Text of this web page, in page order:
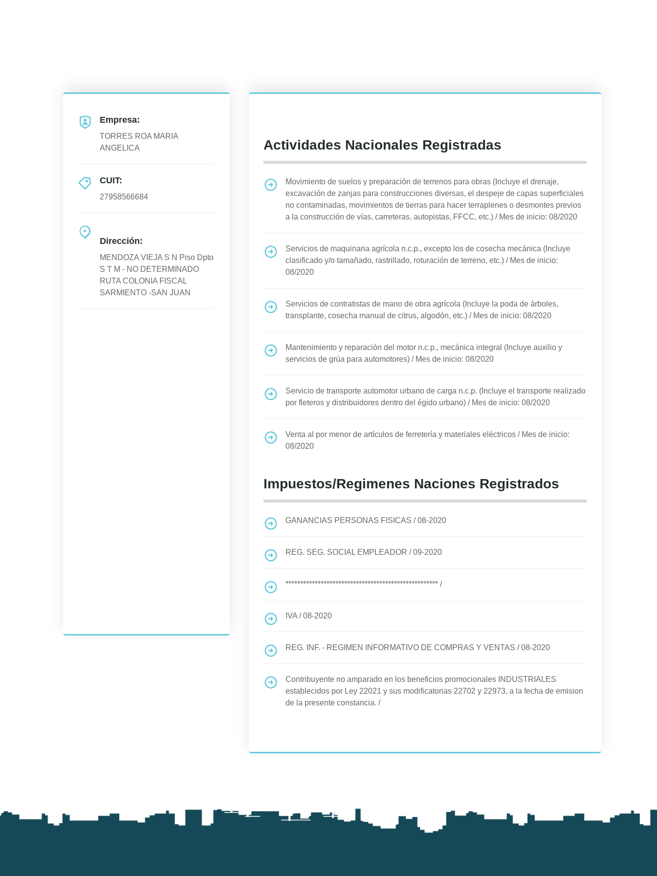
Empresa:
TORRES ROA MARIA
ANGELICA
CUIT:
27958566684
Dirección:
MENDOZA VIEJA S N Piso Dpto
S T M - NO DETERMINADO
RUTA COLONIA FISCAL
SARMIENTO -SAN JUAN
Actividades Nacionales Registradas
Movimiento de suelos y preparación de terrenos para obras (Incluye el drenaje,
excavación de zanjas para construcciones diversas, el despeje de capas superficiales
no contaminadas, movimientos de tierras para hacer terraplenes o desmontes previos
a la construcción de vías, carreteras, autopistas, FFCC, etc.) / Mes de inicio: 08/2020
Servicios de maquinaria agrícola n.c.p., excepto los de cosecha mecánica (Incluye
clasificado y/o tamañado, rastrillado, roturación de terreno, etc.) / Mes de inicio:
08/2020
Servicios de contratistas de mano de obra agrícola (Incluye la poda de árboles,
transplante, cosecha manual de citrus, algodón, etc.) / Mes de inicio: 08/2020
Mantenimiento y reparación del motor n.c.p., mecánica integral (Incluye auxilio y
servicios de grúa para automotores) / Mes de inicio: 08/2020
Servicio de transporte automotor urbano de carga n.c.p. (Incluye el transporte realizado
por fleteros y distribuidores dentro del égido urbano) / Mes de inicio: 08/2020
Venta al por menor de artículos de ferretería y materiales eléctricos / Mes de inicio:
08/2020
Impuestos/Regimenes Naciones Registrados
GANANCIAS PERSONAS FISICAS /08-2020
REG. SEG. SOCIAL EMPLEADOR /09-2020
**************************************************** /
IVA /08-2020
REG. INF. - REGIMEN INFORMATIVO DE COMPRAS Y VENTAS /08-2020
Contribuyente no amparado en los beneficios promocionales INDUSTRIALES
establecidos por Ley 22021 y sus modificatorias 22702 y 22973, a la fecha de emision
de la presente constancia. /